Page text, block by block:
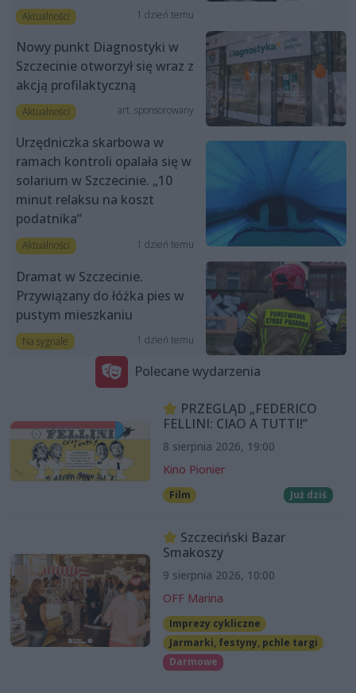
Aktualności 1 dzień temu
Nowy punkt Diagnostyki w
Szczecinie otworzył się wraz z
akcją profilaktyczną
Aktualności art. sponsorowany
Urzędniczka skarbowa w
ramach kontroli opalała się w
solarium w Szczecinie. „10
minut relaksu na koszt
podatnika”
Aktualności 1 dzień temu
Dramat w Szczecinie.
Przywiązany do łóżka pies w
pustym mieszkaniu
Na sygnale 1 dzień temu
Polecane wydarzenia
PRZEGLĄD „FEDERICO
FELLINI: CIAO A TUTTI!”
8 sierpnia 2026, 19:00
Kino Pionier
Film Już dziś
Szczeciński Bazar
Smakoszy
9 sierpnia 2026, 10:00
OFF Marina
Imprezy cykliczne
Jarmarki, festyny, pchle targi
Darmowe